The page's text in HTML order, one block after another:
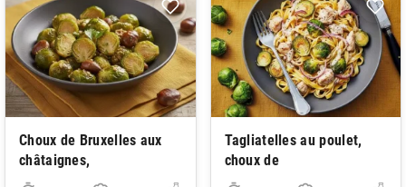
Choux de Bruxelles aux
châtaignes,
Tagliatelles au poulet,
choux de